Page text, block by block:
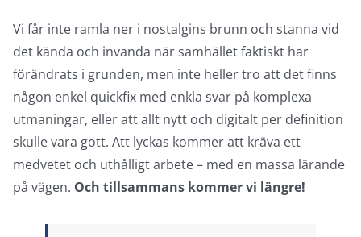
Vi får inte ramla ner i nostalgins brunn och stanna vid
det kända och invanda när samhället faktiskt har
förändrats i grunden, men inte heller tro att det finns
någon enkel quickfix med enkla svar på komplexa
utmaningar, eller att allt nytt och digitalt per definition
skulle vara gott. Att lyckas kommer att kräva ett
medvetet och uthålligt arbete – med en massa lärande
på vägen. Och tillsammans kommer vi längre!